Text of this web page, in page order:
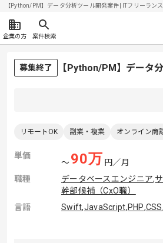
【Python/PM】データ分析ツール開発案件| ITフリーラ
企業の方 案件検索
募集終了 【Python/PM】データ
リモートOK 副業・複業 オンライン商
単価
〜90万 円／月
職種
データベースエンジニア,
幹部候補（CxO職）
言語
Swift,JavaScript,PHP,CSS,